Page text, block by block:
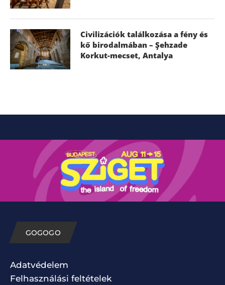
Civilizációk találkozása a fény és
kő birodalmában – Şehzade
Korkut-mecset, Antalya
GOGOGO
Adatvédelem
Felhasználási feltételek